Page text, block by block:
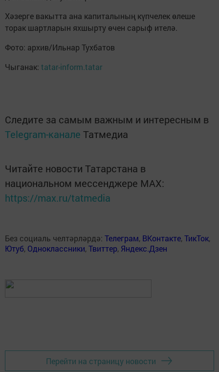
Хәзерге вакытта ана капиталының күпчелек өлеше
торак шартларын яхшырту өчен сарыф ителә.
Фото: архив/Ильнар Тухбатов
Чыганак: tatar-inform.tatar
Следите за самым важным и интересным в
Telegram-канале Татмедиа
Читайте новости Татарстана в
национальном мессенджере MАХ:
https://max.ru/tatmedia
Без социаль челтәрләрдә: Телеграм, ВКонтакте,ТикТок,
Ютуб, Одноклассники,Твиттер, Яндекс.Дзен
Перейти на страницу новости